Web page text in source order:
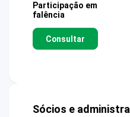
Participação em
falência
Consultar
Sócios e